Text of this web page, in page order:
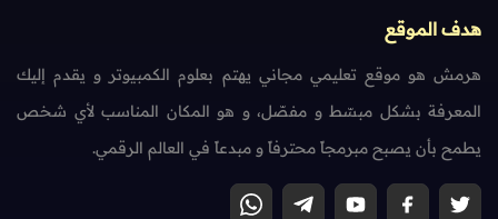
هدف الموقع
هرمش هو موقع تعليمي مجاني يهتم بعلوم الكمبيوتر و يقدم إليك
المعرفة بشكل مبسّط و مفصّل، و هو المكان المناسب لأي شخص
يطمح بأن يصبح مبرمجاً محترفاً و مبدعاً في العالم الرقمي.